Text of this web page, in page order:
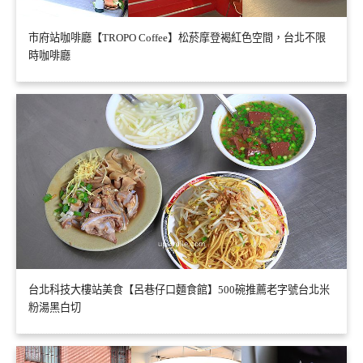
市府站咖啡廳【TROPO Coffee】松菸摩登褐紅色空間，台北不限
時咖啡廳
台北科技大樓站美食【呂巷仔口麵食館】500碗推薦老字號台北米
粉湯黑白切